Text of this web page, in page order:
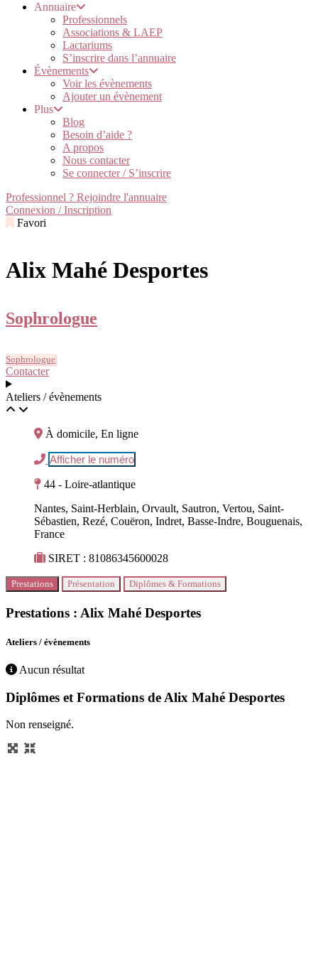
Annuaire
Professionnels
Associations & LAEP
Lactariums
S’inscrire dans l’annuaire
Évènements
Voir les évènements
Ajouter un évènement
Plus
Blog
Besoin d’aide ?
A propos
Nous contacter
Se connecter / S’inscrire
Professionnel ? Rejoindre l'annuaire
Connexion / Inscription
Favori
Alix Mahé Desportes
Sophrologue
Sophrologue
Contacter
Ateliers / évènements
À domicile, En ligne
Afficher le numéro
44 - Loire-atlantique
Nantes, Saint-Herblain, Orvault, Sautron, Vertou, Saint-
Sébastien, Rezé, Couëron, Indret, Basse-Indre, Bouguenais,
France
SIRET : 81086345600028
Prestations Présentation Diplômes & Formations
Prestations : Alix Mahé Desportes
Ateliers / évènements
Aucun résultat
Diplômes et Formations de Alix Mahé Desportes
Non renseigné.